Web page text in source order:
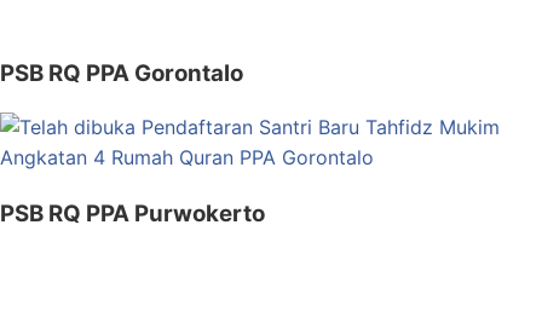
PSB RQ PPA Gorontalo
PSB RQ PPA Purwokerto